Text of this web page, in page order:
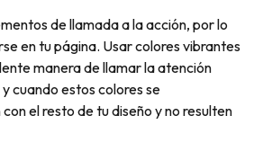
de llamada a la acción, por lo
en tu página. Usar colores vibrantes
manera de llamar la atención
cuando estos colores se
el resto de tu diseño y no resulten